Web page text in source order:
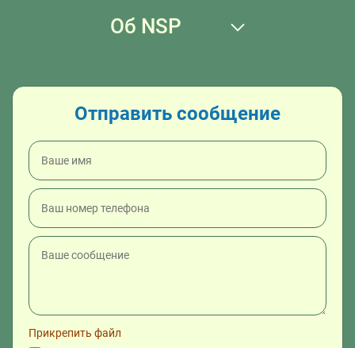
Об NSP
Отправить сообщение
Прикрепить файл